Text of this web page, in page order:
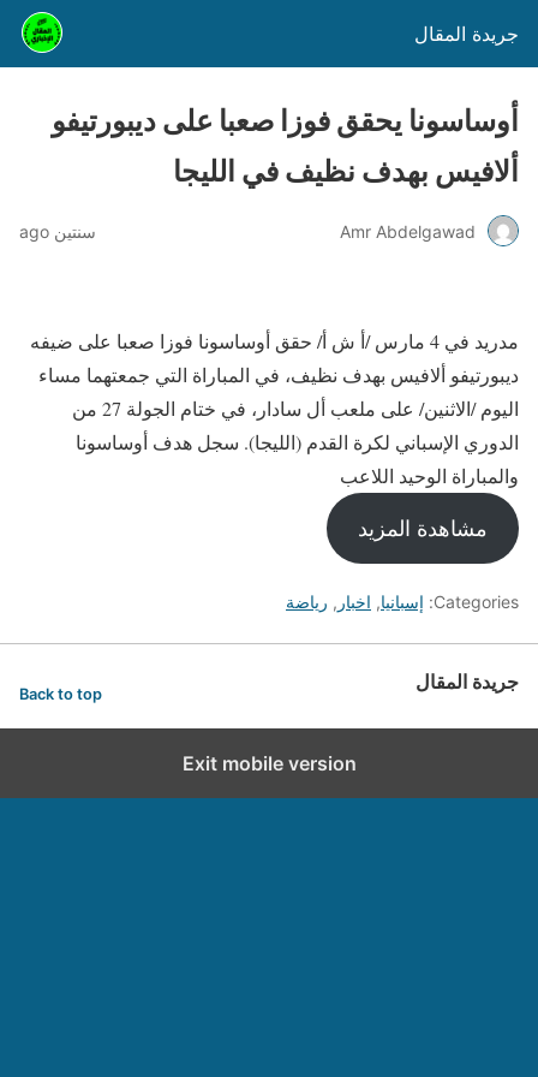
جريدة المقال
أوساسونا يحقق فوزا صعبا على ديبورتيفو
ألافيس بهدف نظيف في الليجا
Amr Abdelgawad سنتين ago
مدريد في 4 مارس /أ ش أ/ حقق أوساسونا فوزا صعبا على ضيفه
ديبورتيفو ألافيس بهدف نظيف، في المباراة التي جمعتهما مساء
اليوم /الاثنين/ على ملعب أل سادار، في ختام الجولة 27 من
الدوري الإسباني لكرة القدم (الليجا). سجل هدف أوساسونا
والمباراة الوحيد اللاعب
مشاهدة المزيد
Categories: إسبانيا, اخبار , رياضة
جريدة المقال Back to top
Exit mobile version